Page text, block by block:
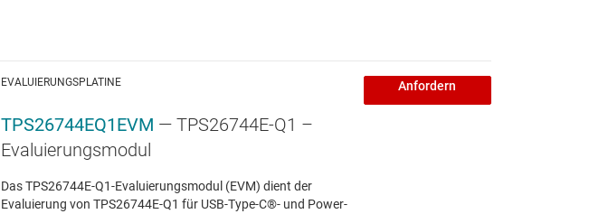
EVALUIERUNGSPLATINE
TPS26744EQ1EVM — TPS26744E-Q1 –
Evaluierungsmodul
Das TPS26744E-Q1-Evaluierungsmodul (EVM) dient der
Evaluierung von TPS26744E-Q1 für USB-Type-C®- und Power-
Anfordern